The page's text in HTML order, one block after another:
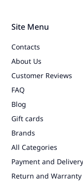
Site Menu
Contacts
About Us
Customer Reviews
FAQ
Blog
Gift cards
Brands
All Categories
Payment and Delivery
Return and Warranty